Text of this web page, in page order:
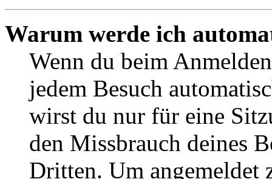
Warum werde ich
Wenn du beim
jedem Besuch
wirst du nur für eine
den Missbrauch deines
Dritten. Um angemeldet